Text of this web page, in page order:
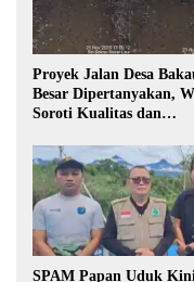
Proyek Jalan Desa
Besar Dipertanyakan,
Soroti Kualitas dan
Pembangunan
SPAM Papan Uduk Kini